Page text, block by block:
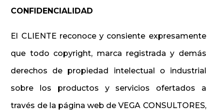
CONFIDENCIALIDAD
El CLIENTE reconoce y consiente expresamente
que todo copyright, marca registrada y demás
derechos de propiedad intelectual o industrial
sobre los productos y servicios ofertados a
través de la página web de VEGA CONSULTORES,